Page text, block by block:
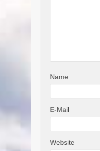
Name
E-Mail
Website